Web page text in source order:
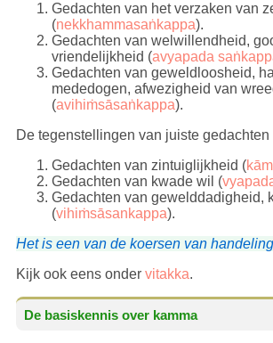
Gedachten van het verzaken van
(nekkhammasaṅkappa).
Gedachten van welwillendheid,
vriendelijkheid (avyapada
Gedachten van geweldloosheid,
mededogen, afwezigheid van
(avihiṁsāsaṅkappa).
De tegenstellingen van juiste gedachten
Gedachten van zintuiglijkheid (
Gedachten van kwade wil (
Gedachten van gewelddadigheid,
(vihiṁsāsankappa).
Het is een van de koersen van
Kijk ook eens onder vitakka.
De basiskennis over kamma